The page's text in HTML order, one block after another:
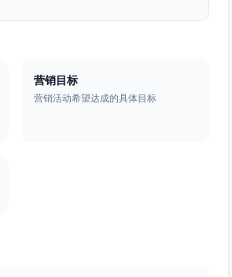
营销目标
营销活动希望达成的具体目标